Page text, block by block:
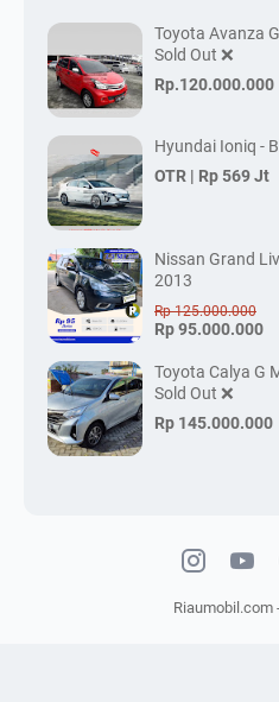
Toyota Avanza
Sold Out ❌
Rp.120.000.000
Hyundai Ioniq -
OTR | Rp 569 Jt
Nissan Grand
2013
Rp 125.000.000
Rp 95.000.000
Toyota Calya G
Sold Out ❌
Rp 145.000.000
Riaumobil.com